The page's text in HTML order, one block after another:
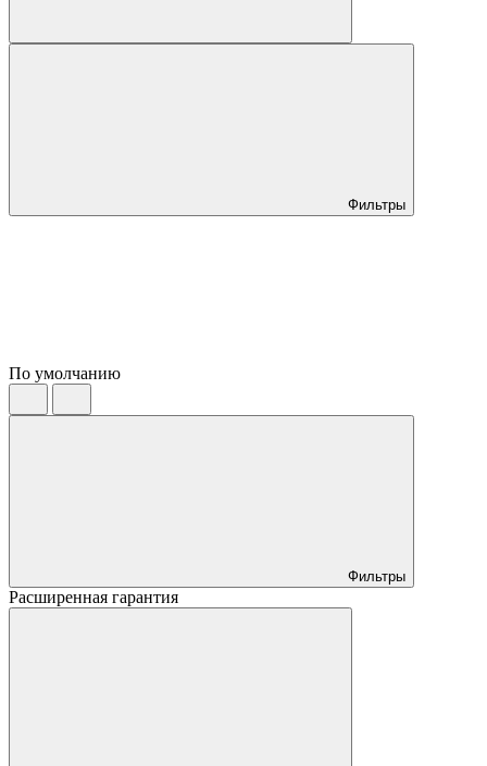
Фильтры
По умолчанию
Фильтры
Расширенная гарантия